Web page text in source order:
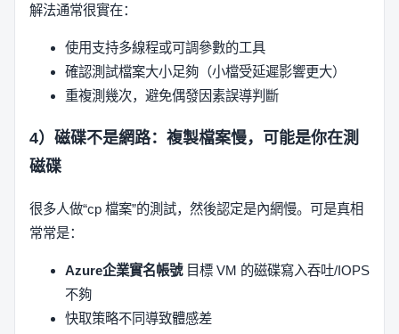
解法通常很實在：
使用支持多線程或可調參數的工具
確認測試檔案大小足夠（小檔受延遲影響更大）
重複測幾次，避免偶發因素誤導判斷
4）磁碟不是網路：複製檔案慢，可能是你在測
磁碟
很多人做“cp 檔案”的測試，然後認定是內網慢。可是真相
常常是：
Azure企業實名帳號目標 VM 的磁碟寫入吞吐/IOPS
不夠
快取策略不同導致體感差